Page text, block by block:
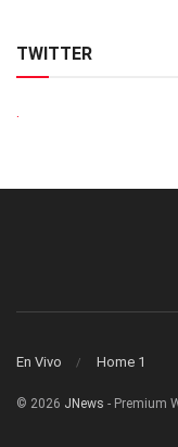
TWITTER
En Vivo Home 1
© 2026 JNews - Premium